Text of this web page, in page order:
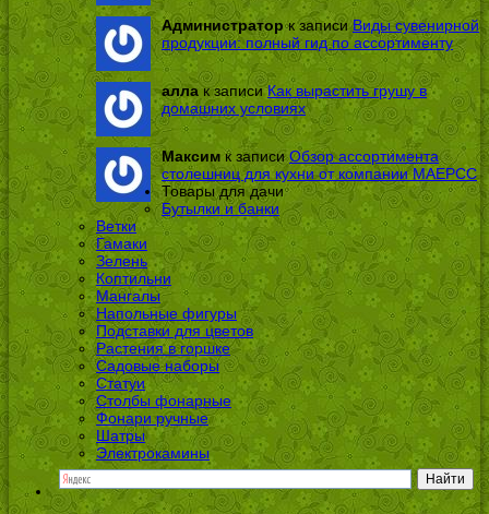
Администраторк записиВиды сувенирной
продукции: полный гид по ассортименту
аллак записиКак вырастить грушу в
домашних условиях
Максимк записиОбзор ассортимента
столешниц для кухни от компании МАЕРСС
Товары для дачи
Бутылки и банки
Ветки
Гамаки
Зелень
Коптильни
Мангалы
Напольные фигуры
Подставки для цветов
Растения в горшке
Садовые наборы
Статуи
Столбы фонарные
Фонари ручные
Шатры
Электрокамины